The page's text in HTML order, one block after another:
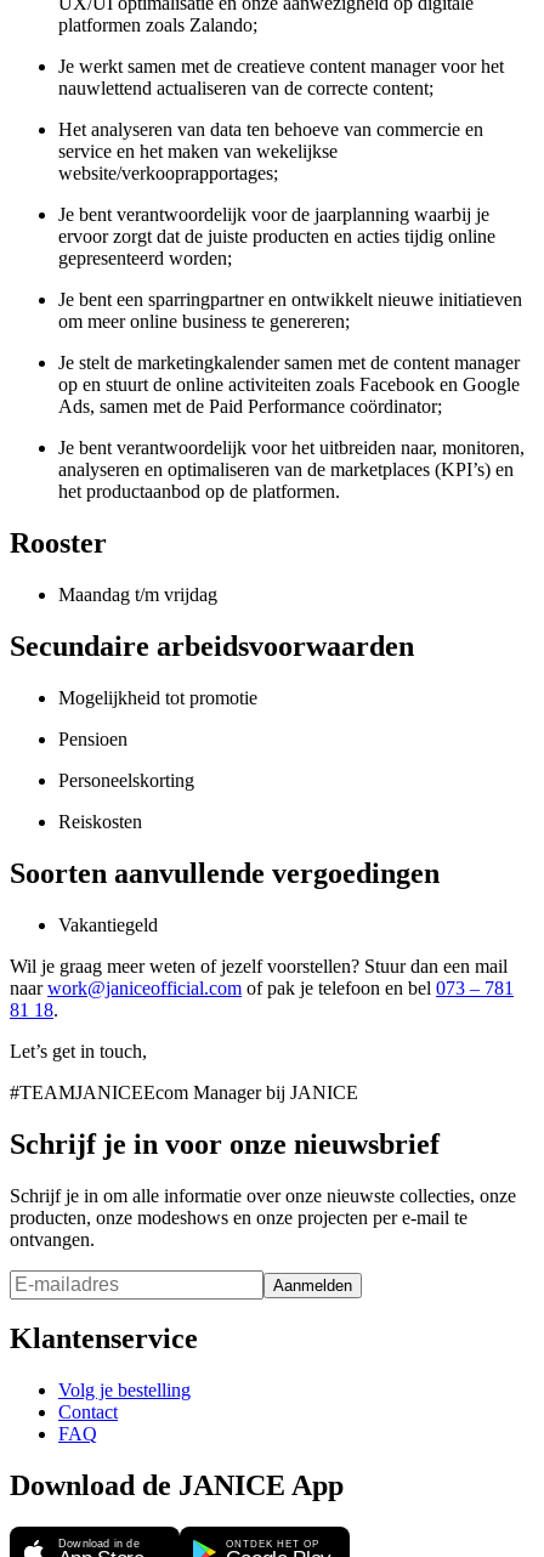
platformen zoals Zalando;
Je werkt samen met de creatieve content manager voor het
nauwlettend actualiseren van de correcte content;
Het analyseren van data ten behoeve van commercie en
service en het maken van wekelijkse
website/verkooprapportages;
Je bent verantwoordelijk voor de jaarplanning waarbij je
ervoor zorgt dat de juiste producten en acties tijdig online
gepresenteerd worden;
Je bent een sparringpartner en ontwikkelt nieuwe initiatieven
om meer online business te genereren;
Je stelt de marketingkalender samen met de content manager
op en stuurt de online activiteiten zoals Facebook en Google
Ads, samen met de Paid Performance coördinator;
Je bent verantwoordelijk voor het uitbreiden naar, monitoren,
analyseren en optimaliseren van de marketplaces (KPI’s) en
het productaanbod op de platformen.
Rooster
Maandag t/m vrijdag
Secundaire arbeidsvoorwaarden
Mogelijkheid tot promotie
Pensioen
Personeelskorting
Reiskosten
Soorten aanvullende vergoedingen
Vakantiegeld
Wil je graag meer weten of jezelf voorstellen? Stuur dan een mail
naarwork@janiceofficial.com of pak je telefoon en bel 073 – 781
81 18.
Let’s get in touch,
#TEAMJANICEEcom Manager bij JANICE
Schrijf je in voor onze nieuwsbrief
Schrijf je in om alle informatie over onze nieuwste collecties, onze
producten, onze modeshows en onze projecten per e-mail te
ontvangen.
Aanmelden
Klantenservice
Volg je bestelling
Contact
FAQ
Download de JANICE App